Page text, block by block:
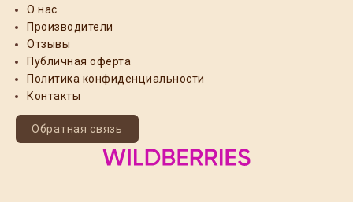
О нас
Производители
Отзывы
Публичная оферта
Политика конфиденциальности
Контакты
Обратная связь